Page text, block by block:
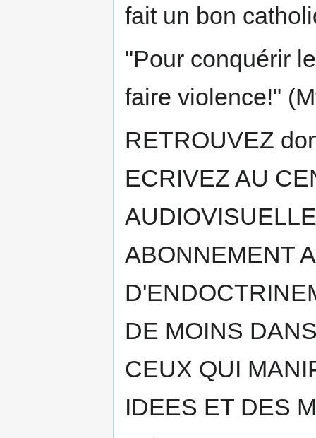
fait un bon
"Pour conquérir
faire violence!"
RETROUVEZ
ECRIVEZ AU
ABONNEMENT
DE MOINS
CEUX QUI
IDEES ET DES